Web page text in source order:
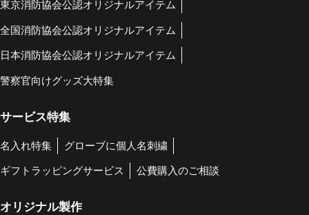
東京消防協会公認オリジナルアイテム
全国消防協会公認オリジナルアイテム
日本消防協会公認オリジナルアイテム
警察官向けグッズ大特集
サービス特集
名入れ特集 グローブに個人名刺繍
ギフトラッピングサービス 公費購入のご相談
オリジナル製作